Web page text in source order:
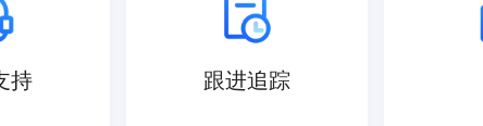
持 跟进追踪